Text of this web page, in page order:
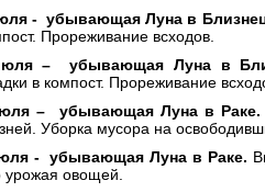
- убывающая Луна в
Прореживание всходов.
–
убывающая Луна в
в компост. Прореживание
–
убывающая Луна в Раке.
Уборка мусора на
- убывающая Луна в Раке.
овощей.